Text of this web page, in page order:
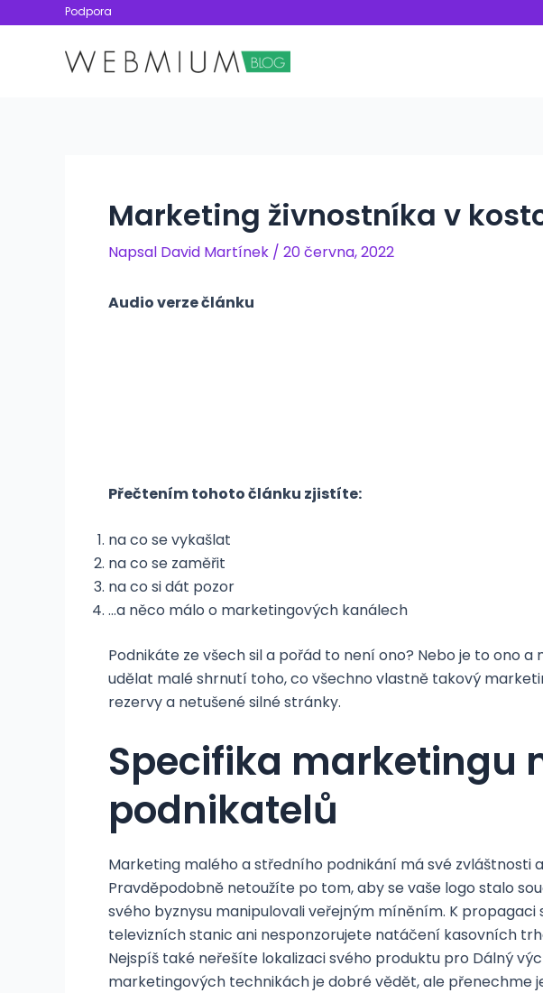
Podpora
Marketing živnostníka v
Napsal David Martínek / 20 června, 2022
Audio verze článku
Přečtením tohoto článku zjistíte:
na co se vykašlat
na co se zaměřit
na co si dát pozor
…a něco málo o marketingových kanálech
Podnikáte ze všech sil a pořád to není ono? Nebo je to ono
udělat malé shrnutí toho, co všechno vlastně takový
rezervy a netušené silné stránky.
Specifika marketingu
podnikatelů
Marketing malého a středního podnikání má své
Pravděpodobně netoužíte po tom, aby se vaše logo stalo
svého byznysu manipulovali veřejným míněním. K
televizních stanic ani nesponzorujete natáčení kasovních
Nejspíš také neřešíte lokalizaci svého produktu pro Dálný
marketingových technikách je dobré vědět, ale přenechme